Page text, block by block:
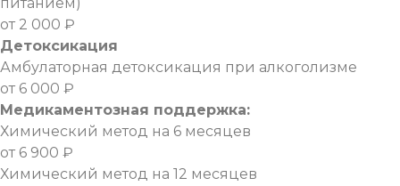
от 2 000 ₽
Детоксикация
Амбулаторная детоксикация при алкоголизме
от 6 000 ₽
Медикаментозная поддержка:
Химический метод на 6 месяцев
от 6 900 ₽
Химический метод на 12 месяцев